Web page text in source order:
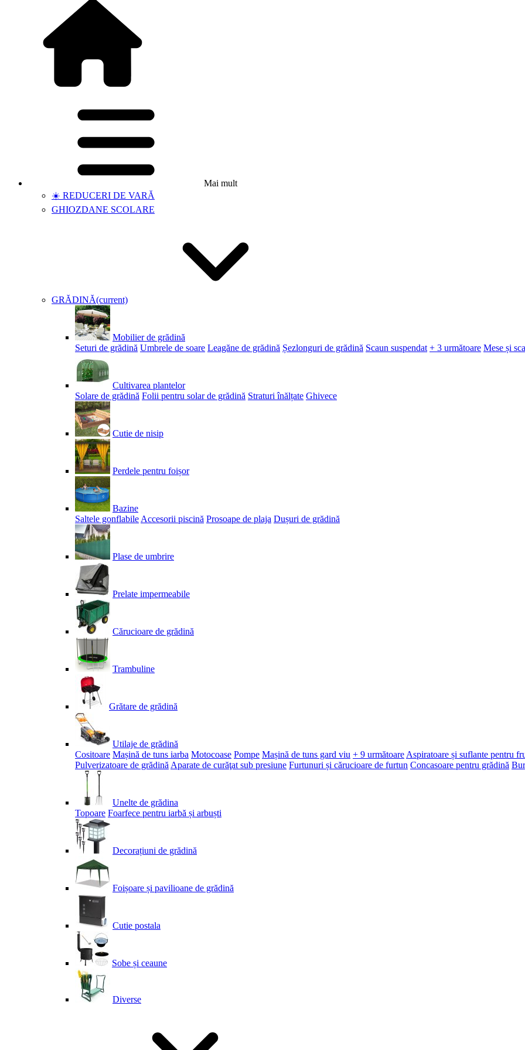
Mai mult
☀️ REDUCERI DE VARĂ
GHIOZDANE SCOLARE
GRĂDINĂ(current)
Mobilier de grădină
Seturi de grădină Umbrele de soare Leagăne de grădină Șezlonguri de grădină Scaun suspendat + 3 următoare Mese și
Cultivarea plantelor
Solare de grădină Folii pentru solar de grădină Straturi înălțate Ghivece
Cutie de nisip
Perdele pentru foișor
Bazine
Saltele gonflabile Accesorii piscină Prosoape de plaja Dușuri de grădină
Plase de umbrire
Prelate impermeabile
Cărucioare de grădină
Trambuline
Grătare de grădină
Utilaje de grădină
Cositoare Mașină de tuns iarba Motocoase Pompe Mașină de tuns gard viu + 9 următoare Aspiratoare și suflante pentru
Pulverizatoare de grădină Aparate de curăţat sub presiune Furtunuri și cărucioare de furtun Concasoare pentru grădină
Unelte de grădina
Topoare Foarfece pentru iarbă și arbuști
Decorațiuni de grădină
Foișoare și pavilioane de grădină
Cutie postala
Sobe și ceaune
Diverse